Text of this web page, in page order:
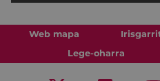
Web mapa
Lege-oharra